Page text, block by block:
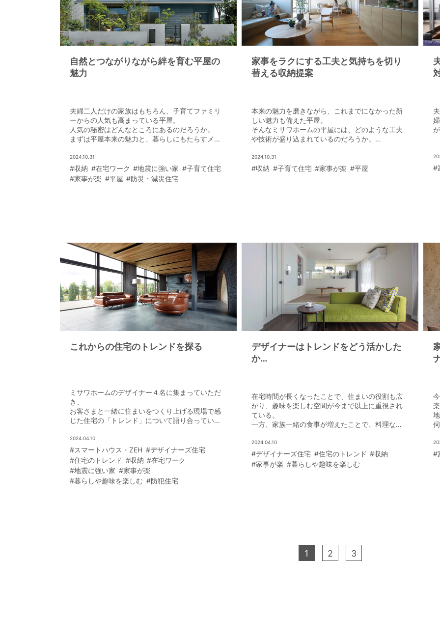
自然とつながりながら絆を育む平屋の
魅力
夫婦二人だけの家族はもちろん、子育てファミリ
ーからの人気も高まっている平屋。
人気の秘密はどんなところにあるのだろうか。
まずは平屋本来の魅力と、暮らしにもたらすメリ
2024.10.31
#収納 #在宅ワーク #地震に強い家 #子育て住宅
#家事が楽 #平屋 #防災・減災住宅
家事をラクにする工夫と気持ちを切り
替える収納提案
本来の魅力を磨きながら、これまでになかった新
しい魅力も備えた平屋。
そんなミサワホームの平屋には、どのような工夫
や技術が盛り込まれているのだろうか。
トを具体的に見ていこう。
2024.10.31
#収納 #子育て住宅 #家事が楽 #平屋 #
これからの住宅のトレンドを探る
ミサワホームのデザイナー４名に集まっていただ
き、
お客さまと一緒に住まいをつくり上げる現場で感
じた住宅の「トレンド」について語り合っていた
2024.04.10
#スマートハウス・ZEH #デザイナーズ住宅
#住宅のトレンド #収納 #在宅ワーク
#地震に強い家 #家事が楽
#暮らしや趣味を楽しむ #防犯住宅
デザイナーはトレンドをどう活かした
か
在宅時間が長くなったことで、住まいの役割も広
がり、趣味を楽しむ空間が今まで以上に重視され
ている。
一方、家族一緒の食事が増えたことで、料理など
った今、
家事時間の短縮は家族で暮らしを楽しむ時間を増
やすことにもつながる大切なトレンドだ。
2024.04.10
#デザイナーズ住宅 #住宅のトレンド #収納
#家事が楽 #暮らしや趣味を楽しむ
#
1 2 3